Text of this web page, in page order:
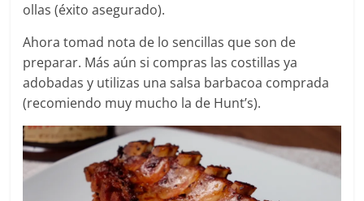
ollas (éxito asegurado).
Ahora tomad nota de lo sencillas que son de
preparar. Más aún si compras las costillas ya
adobadas y utilizas una salsa barbacoa comprada
(recomiendo muy mucho la de Hunt’s).